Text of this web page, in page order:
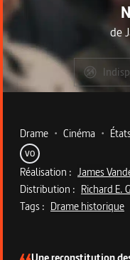
de
Metadata du
Drame • Cinéma •
VO
Réalisation : James
Distribution : Richard E.
Tags : Drame historique